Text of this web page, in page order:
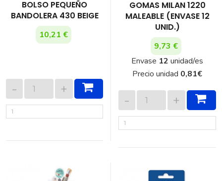
BOLSO PEQUEÑO
BANDOLERA 430 BEIGE
10,21 €
GOMAS MILAN 1220
MALEABLE (ENVASE 12
UNID.)
9,73 €
Envase 12 unidad/es
Precio unidad 0,81€